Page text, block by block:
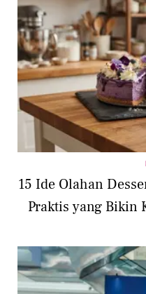
15 Ide Olahan
Praktis yang Bikin